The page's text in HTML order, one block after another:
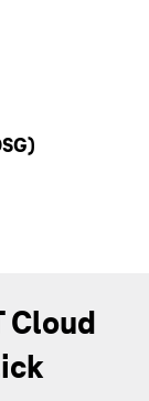
Cloud